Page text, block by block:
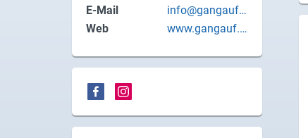
E-Mail
info@gangauf.d
e
Web
www.gangauf.d
YouTube